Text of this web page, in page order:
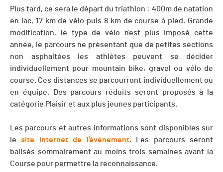
Plus tard, ce sera le départ du triathlon : 400m de natation
en lac, 17 km de vélo puis 8 km de course à pied. Grande
modification, le type de vélo n'est plus imposé cette
année, le parcours ne présentant que de petites sections
non asphaltées les athlètes peuvent se décider
individuellement pour mountain bike, gravel ou vélo de
course. Ces distances se parcourront individuellement ou
en équipe. Des parcours réduits seront proposés à la
catégorie Plaisir et aux plus jeunes participants.
Les parcours et autres informations sont disponibles sur
lesite internet de l'événement. Les parcours seront
balisés sommairement au moins trois semaines avant la
Course pour permettre la reconnaissance.